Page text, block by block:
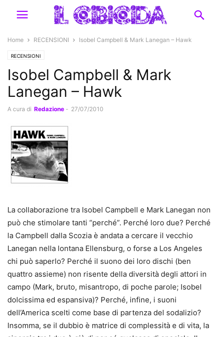
Home RECENSIONI Isobel Campbell & Mark Lanegan – Hawk
RECENSIONI
Isobel Campbell & Mark
Lanegan – Hawk
A cura di Redazione - 27/07/2010
La collaborazione tra Isobel Campbell e Mark Lanegan non
può che stimolare tanti “perché”. Perché loro due? Perché
la Campbell dalla Scozia è andata a cercare il vecchio
Lanegan nella lontana Ellensburg, o forse a Los Angeles
chi può saperlo? Perché il suono dei loro dischi (ben
quattro assieme) non risente della diversità degli attori in
campo (Mark, bruto, misantropo, di poche parole; Isobel
dolcissima ed espansiva)? Perché, infine, i suoni
dell’America scelti come base di partenza del sodalizio?
Insomma, se il dubbio è matrice di complessità e di vita, la